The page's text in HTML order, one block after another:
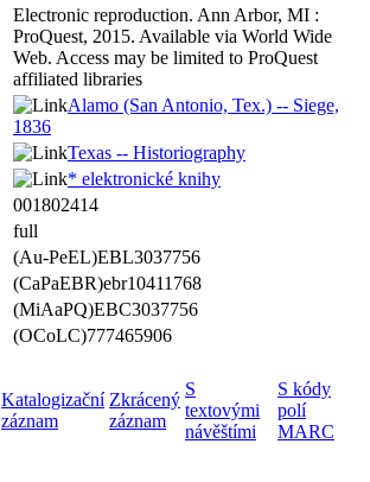
Electronic reproduction. Ann Arbor, MI :
ProQuest, 2015. Available via World Wide
Web. Access may be limited to ProQuest
affiliated libraries
Alamo (San Antonio, Tex.) -- Siege,
1836
Texas -- Historiography
* elektronické knihy
001802414
full
(Au-PeEL)EBL3037756
(CaPaEBR)ebr10411768
(MiAaPQ)EBC3037756
(OCoLC)777465906
Katalogizační
záznam
Zkrácený
záznam
S
textovými
návěštími
S kódy
polí
MARC